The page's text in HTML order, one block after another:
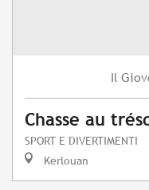
Il
Chasse au
SPORT E DIVERTIMENTI
Kerlouan